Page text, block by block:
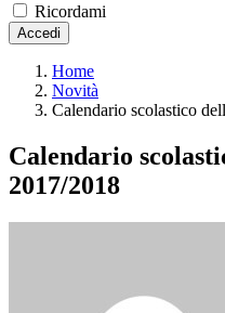
Ricordami
Accedi
Home
Novità
Calendario scolastico
Calendario
2017/2018